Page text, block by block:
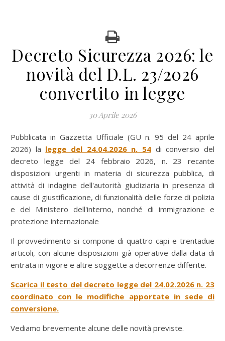
Decreto Sicurezza 2026: le
novità del D.L. 23/2026
convertito in legge
30 Aprile 2026
Pubblicata in Gazzetta Ufficiale (GU n. 95 del 24 aprile
2026) la legge del 24.04.2026 n. 54 di conversio del
decreto legge del 24 febbraio 2026, n. 23 recante
disposizioni urgenti in materia di sicurezza pubblica, di
attività di indagine dell'autorità giudiziaria in presenza di
cause di giustificazione, di funzionalità delle forze di polizia
e del Ministero dell'interno, nonché di immigrazione e
protezione internazionale
Il provvedimento si compone di quattro capi e trentadue
articoli, con alcune disposizioni già operative dalla data di
entrata in vigore e altre soggette a decorrenze differite.
Scarica il testo del decreto legge del 24.02.2026 n. 23
coordinato con le modifiche apportate in sede di
conversione.
Vediamo brevemente alcune delle novità previste.